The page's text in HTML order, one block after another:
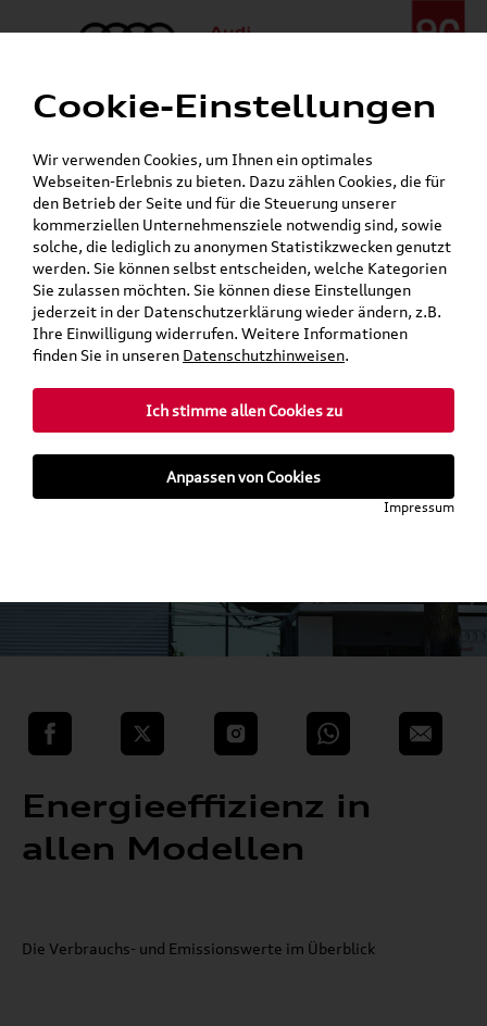
Menü
24h-Pannenhilfe:+49 (0)171 / 870 72 87
Öffnet in 4 Stunden, 29 Minuten
Verkauf:
Mo. - Fr. 08:00 - 19:00 Uhr Sa. 09:00 - 13:00 Uhr
Service:Mo. - Fr. 06:00 - 20:00 Uhr Sa. 08:00 - 13:00 Uhr
teilen Twitter Instagram WhatsApp E-Mail
Energieeffizienz in
allen Modellen
Die Verbrauchs- und Emissionswerte im Überblick
Cookie-Einstellungen
Wir verwenden Cookies, um Ihnen ein optimales
Webseiten-Erlebnis zu bieten. Dazu zählen Cookies, die für
den Betrieb der Seite und für die Steuerung unserer
kommerziellen Unternehmensziele notwendig sind, sowie
solche, die lediglich zu anonymen Statistikzwecken genutzt
werden. Sie können selbst entscheiden, welche Kategorien
Sie zulassen möchten. Sie können diese Einstellungen
jederzeit in der Datenschutzerklärung wieder ändern, z.B.
Ihre Einwilligung widerrufen. Weitere Informationen
finden Sie in unseren Datenschutzhinweisen.
Ich stimme allen Cookies zu
Anpassen von Cookies
Impressum